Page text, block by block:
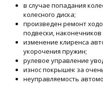
в случае попадания
колесного диска;
произведен ремонт
подвески, наконечников
изменение клиренса
укорочения пружин;
рулевое управление
износ покрышек за
неуправляемость